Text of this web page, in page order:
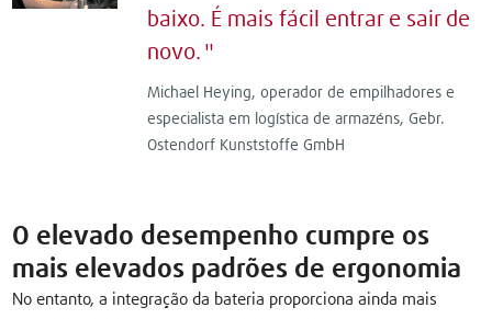
baixo. É mais fácil entrar e sair de
novo.
Michael Heying, operador de empilhadores e
especialista em logística de armazéns, Gebr.
Ostendorf Kunststoffe GmbH
O elevado desempenho cumpre os
mais elevados padrões de ergonomia
No entanto, a integração da bateria proporciona ainda mais